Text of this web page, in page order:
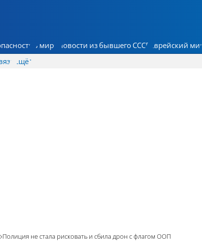
В мире Новости из бывшего СССР Еврейский мир
Ещё
Полиция не стала рисковать и сбила дрон с флагом ООП